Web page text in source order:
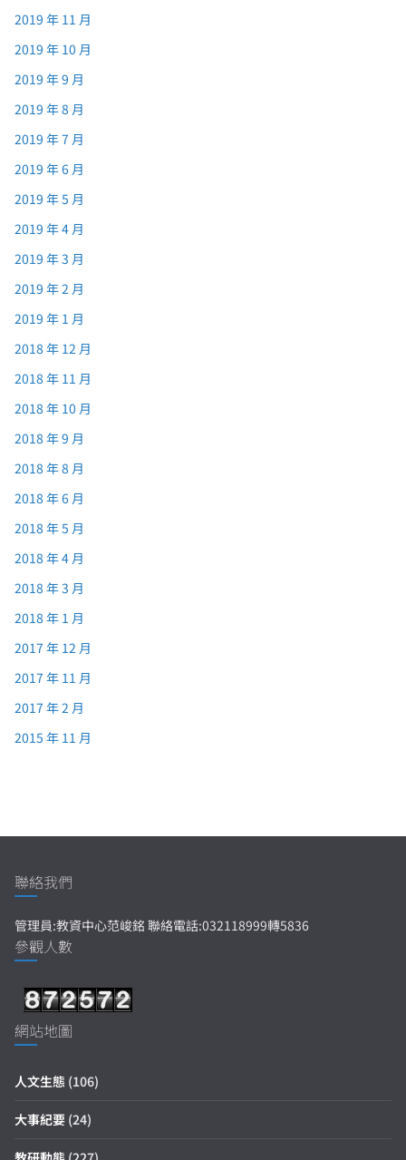
2019 年 11 月
2019 年 10 月
2019 年 9 月
2019 年 8 月
2019 年 7 月
2019 年 6 月
2019 年 5 月
2019 年 4 月
2019 年 3 月
2019 年 2 月
2019 年 1 月
2018 年 12 月
2018 年 11 月
2018 年 10 月
2018 年 9 月
2018 年 8 月
2018 年 6 月
2018 年 5 月
2018 年 4 月
2018 年 3 月
2018 年 1 月
2017 年 12 月
2017 年 11 月
2017 年 2 月
2015 年 11 月
聯絡我們
管理員:教資中心范峻銘 聯絡電話:032118999轉5836
參觀人數
網站地圖
人文生態 (106)
大事紀要 (24)